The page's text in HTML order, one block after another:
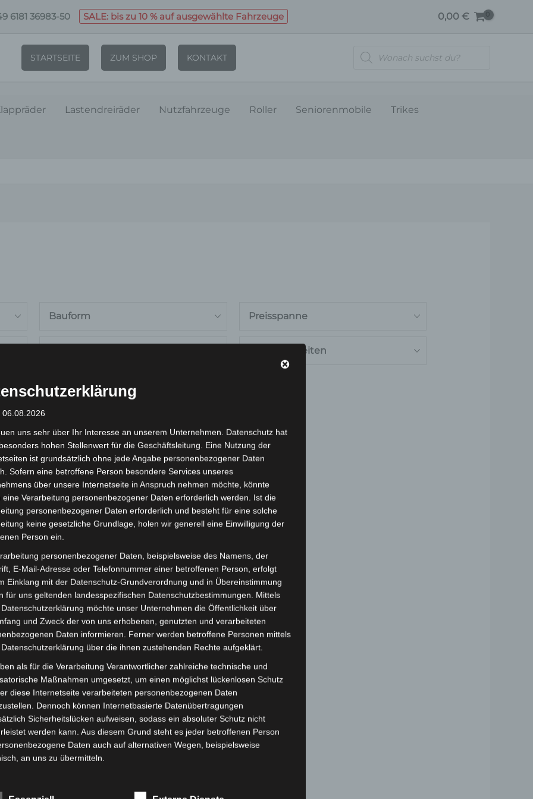
6181 36983-50 SALE: bis zu 10 % auf ausgewählte Fahrzeuge 0,00 €
STARTSEITE ZUM SHOP KONTAKT
Products
search
Lastendreiräder Nutzfahrzeuge Roller Seniorenmobile Trikes
Bauform Preisspanne
Besonderheiten
Lagerware
06.08.2026
uns sehr über Ihr Interesse an unserem Unternehmen. Datenschutz hat
hohen Stellenwert für die Geschäftsleitung. Eine Nutzung der
ist grundsätzlich ohne jede Angabe personenbezogener Daten
Sofern eine betroffene Person besondere Services unseres
über unsere Internetseite in Anspruch nehmen möchte, könnte
eine Verarbeitung personenbezogener Daten erforderlich werden. Ist die
personenbezogener Daten erforderlich und besteht für eine solche
keine gesetzliche Grundlage, holen wir generell eine Einwilligung der
Person ein.
personenbezogener Daten, beispielsweise des Namens, der
E-Mail-Adresse oder Telefonnummer einer betroffenen Person, erfolgt
Einklang mit der Datenschutz-Grundverordnung und in Übereinstimmung
für uns geltenden landesspezifischen Datenschutzbestimmungen. Mittels
möchte unser Unternehmen die Öffentlichkeit über
und Zweck der von uns erhobenen, genutzten und verarbeiteten
Daten informieren. Ferner werden betroffene Personen mittels
über die ihnen zustehenden Rechte aufgeklärt.
als für die Verarbeitung Verantwortlicher zahlreiche technische und
Maßnahmen umgesetzt, um einen möglichst lückenlosen Schutz
diese Internetseite verarbeiteten personenbezogenen Daten
Dennoch können Internetbasierte Datenübertragungen
Sicherheitslücken aufweisen, sodass ein absoluter Schutz nicht
werden kann. Aus diesem Grund steht es jeder betroffenen Person
Daten auch auf alternativen Wegen, beispielsweise
an uns zu übermitteln.